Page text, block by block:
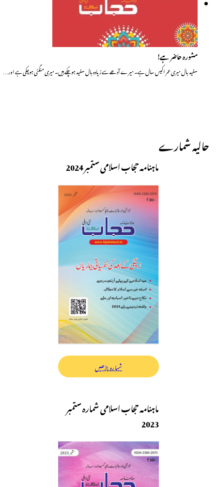
مشورہ حاضر ہے!
سفید بال میری عمر اکیس سال ہے۔ میرے آدھے سے زیادہ بال سفید ہوچکے ہیں۔ میری منگنی ہوچکی ہے اور…
حالیہ شمارے
ماہنامہ حجاب اسلامی ستمبر 2024
شمارہ پڑھیں
ماہنامہ حجاب اسلامی شمارہ ستمبر
2023